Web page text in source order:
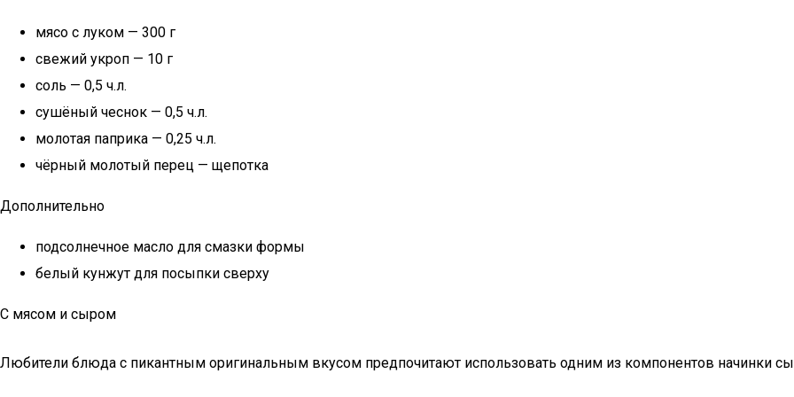
мясо с луком — 300 г
свежий укроп — 10 г
соль — 0,5 ч.л.
сушёный чеснок — 0,5 ч.л.
молотая паприка — 0,25 ч.л.
чёрный молотый перец — щепотка
Дополнительно
подсолнечное масло для смазки формы
белый кунжут для посыпки сверху
С мясом и сыром
Любители блюда с пикантным оригинальным вкусом предпочитают использовать одним из компонентов начинки